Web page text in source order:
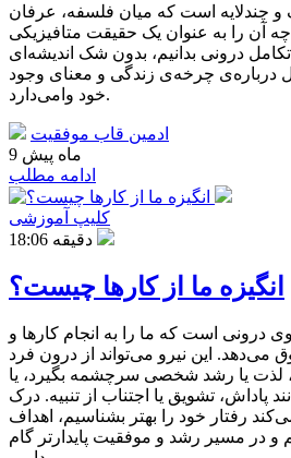
چندلایه است که میان فلسفه، عرفان
آن را به عنوان یک حقیقت متافیزیکی
درونی بدانیم، بدون شک اندیشه‌ای
درباره‌ی چرخه‌ی زندگی و معنای وجود
خود وامی‌دارد.
ادمین قاب موفقیت
9 ماه پیش
ادامه مطلب
کلیپ آموزشی
انگیزه ما از کارها چیست؟
درونی است که ما را به انجام کارها و
می‌دهد. این نیرو می‌تواند از درون فرد
لذت یا رشد شخصی سرچشمه بگیرد، یا
پاداش، تشویق یا اجتناب از تنبیه. درک
رفتار خود را بهتر بشناسیم، اهداف
و در مسیر رشد و موفقیت پایدارتر گام